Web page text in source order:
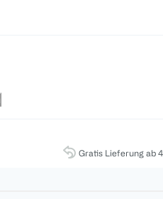
Gratis Lieferung ab